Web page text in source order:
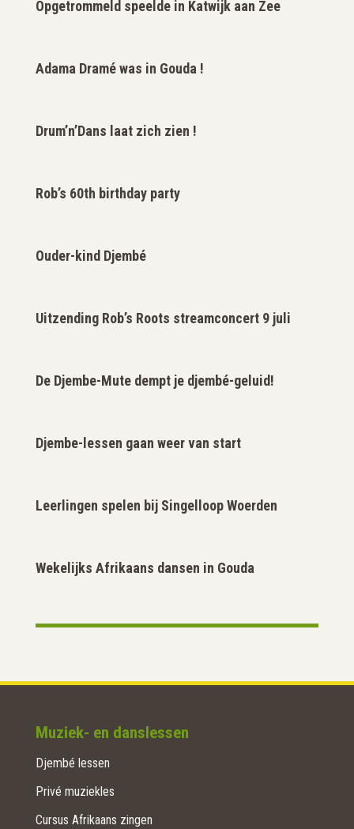
Opgetrommeld speelde in Katwijk aan Zee
Adama Dramé was in Gouda !
Drum’n’Dans laat zich zien !
Rob’s 60th birthday party
Ouder-kind Djembé
Uitzending Rob’s Roots streamconcert 9 juli
De Djembe-Mute dempt je djembé-geluid!
Djembe-lessen gaan weer van start
Leerlingen spelen bij Singelloop Woerden
Wekelijks Afrikaans dansen in Gouda
Muziek- en danslessen
Djembé lessen
Privé muziekles
Cursus Afrikaans zingen